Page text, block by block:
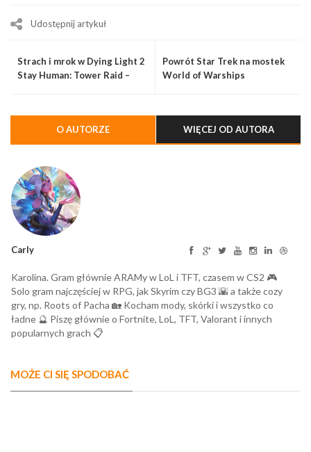
Udostępnij artykuł
Strach i mrok w Dying Light 2
Stay Human: Tower Raid –
Powrót Star Trek na mostek
World of Warships
O AUTORZE WIĘCEJ OD AUTORA
Carly
Karolina. Gram głównie ARAMy w LoL i TFT, czasem w CS2 🎮
Solo gram najczęściej w RPG, jak Skyrim czy BG3 🌇 a także cozy
gry, np. Roots of Pacha 🏡 Kocham mody, skórki i wszystko co
ładne 🔮 Piszę głównie o Fortnite, LoL, TFT, Valorant i innych
popularnych grach 📋
MOŻE CI SIĘ SPODOBAĆ